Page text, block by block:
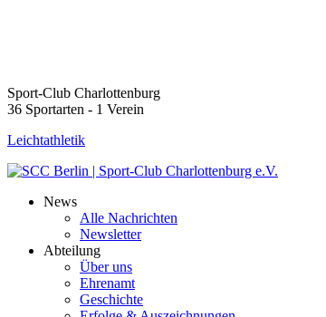
Sport-Club Charlottenburg
36 Sportarten - 1 Verein
Leichtathletik
News
Alle Nachrichten
Newsletter
Abteilung
Über uns
Ehrenamt
Geschichte